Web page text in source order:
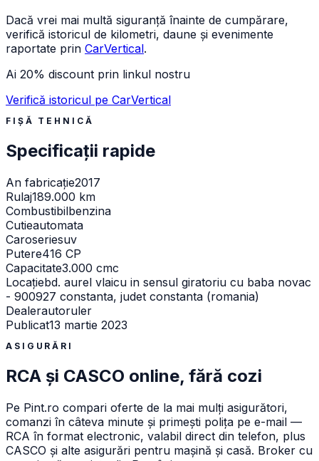
Dacă vrei mai multă siguranță înainte de cumpărare,
verifică istoricul de kilometri, daune și evenimente
raportate prin CarVertical.
Ai 20% discount prin linkul nostru
Verifică istoricul pe CarVertical
FIȘĂ TEHNICĂ
Specificații rapide
An fabricație2017
Rulaj189.000 km
Combustibilbenzina
Cutieautomata
Caroseriesuv
Putere416 CP
Capacitate3.000 cmc
Locațiebd. aurel vlaicu in sensul giratoriu cu baba novac
- 900927 constanta, judet constanta (romania)
Dealerautoruler
Publicat13 martie 2023
ASIGURĂRI
RCA și CASCO online, fără cozi
Pe Pint.ro compari oferte de la mai mulți asigurători,
comanzi în câteva minute și primești polița pe e-mail —
RCA în format electronic, valabil direct din telefon, plus
CASCO și alte asigurări pentru mașină și casă. Broker cu